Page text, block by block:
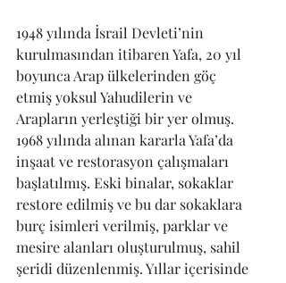
1948 yılında İsrail Devleti’nin
kurulmasından itibaren Yafa, 20 yıl
boyunca Arap ülkelerinden göç
etmiş yoksul Yahudilerin ve
Arapların yerleştiği bir yer olmuş.
1968 yılında alınan kararla Yafa’da
inşaat ve restorasyon çalışmaları
başlatılmış. Eski binalar, sokaklar
restore edilmiş ve bu dar sokaklara
burç isimleri verilmiş, parklar ve
mesire alanları oluşturulmuş, sahil
şeridi düzenlenmiş. Yıllar içerisinde